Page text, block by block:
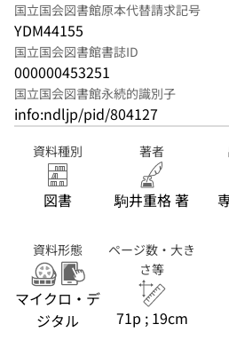
国立国会図書館原本代替請求記号
YDM44155
国立国会図書館書誌ID
000000453251
国立国会図書館永続的識別子
info:ndljp/pid/804127
資料種別
図書
著者
駒井重格 著
資料形態
マイクロ・デ
ジタル
ページ数・大き
さ等
71p ; 19cm